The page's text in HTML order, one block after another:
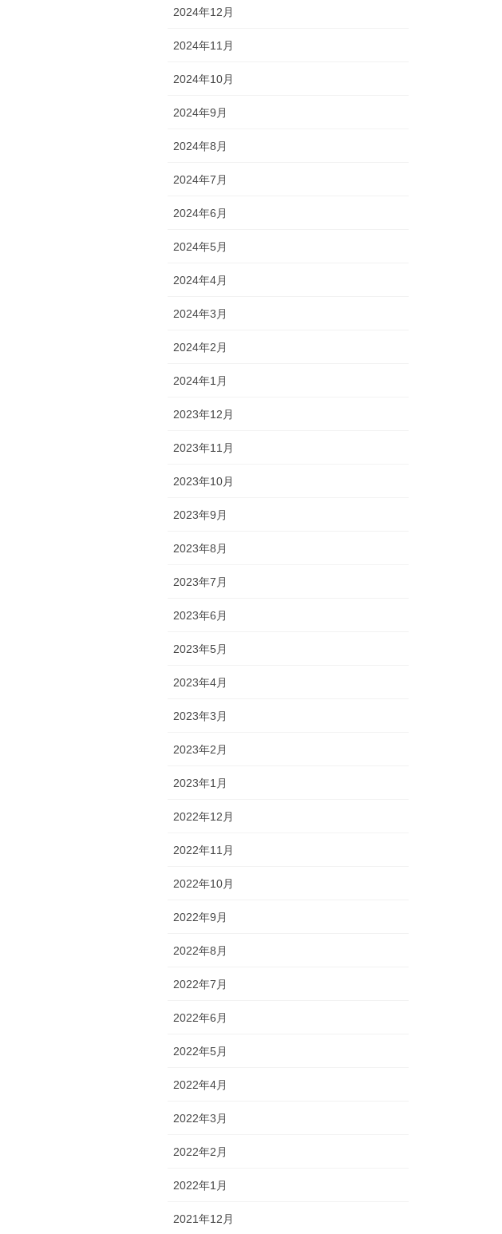
2024年12月
2024年11月
2024年10月
2024年9月
2024年8月
2024年7月
2024年6月
2024年5月
2024年4月
2024年3月
2024年2月
2024年1月
2023年12月
2023年11月
2023年10月
2023年9月
2023年8月
2023年7月
2023年6月
2023年5月
2023年4月
2023年3月
2023年2月
2023年1月
2022年12月
2022年11月
2022年10月
2022年9月
2022年8月
2022年7月
2022年6月
2022年5月
2022年4月
2022年3月
2022年2月
2022年1月
2021年12月